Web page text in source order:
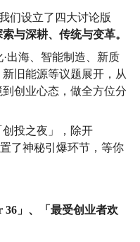
们设立了四大讨论版
与深耕、传统与变革。
出海、智能制造、新质
旧能源等议题展开，从
创业心态，做全方位分
投之夜」，除开
了神秘引爆环节，等你
36」、「最受创业者欢